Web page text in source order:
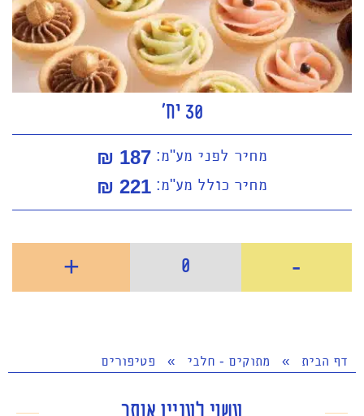
30 יח'
מחיר לפני מע"מ: 187 ₪
מחיר כולל מע"מ: 221
₪
-
0
+
דף הבית » מתוקים - חלבי » פטיפורים